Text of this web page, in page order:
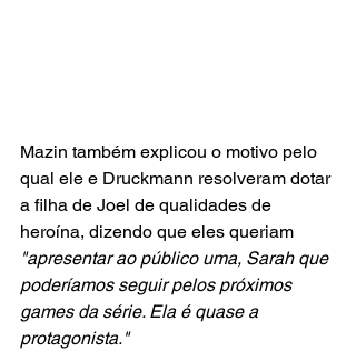
Mazin também explicou o motivo pelo
qual ele e Druckmann resolveram dotar
a filha de Joel de qualidades de
heroína, dizendo que eles queriam
"apresentar ao público uma, Sarah que
poderíamos seguir pelos próximos
games da série. Ela é quase a
protagonista."